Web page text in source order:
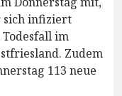
sich infiziert
im
Zudem
113 neue